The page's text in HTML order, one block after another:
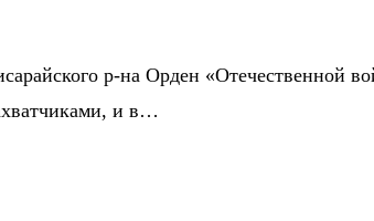
р-на Орден «Отечественной
и в…